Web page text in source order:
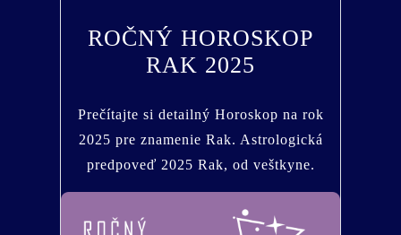
ROČNÝ HOROSKOP
RAK 2025
Prečítajte si detailný Horoskop na rok
2025 pre znamenie Rak. Astrologická
predpoveď 2025 Rak, od veštkyne.